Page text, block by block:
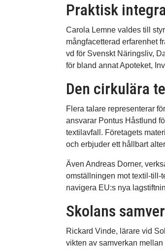
Praktisk
Carola Lemne valdes till
mångfacetterad erfarenhet
vd för Svenskt Näringsliv,
för bland annat Apoteket,
Den cirkulära
Flera talare representerar
ansvarar Pontus Håstlund
textilavfall. Företagets
och erbjuder ett hållbart
Även Andreas Dorner,
omställningen mot textil-till-
navigera EU:s nya
Skolans
Rickard Vinde, lärare vid
vikten av samverkan